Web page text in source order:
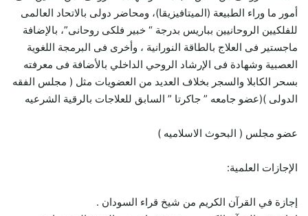
أمور ما وراء الطبيعة (الميتافيزيقا)، ومحاضر دولى بالاتحاد العالمى
للفلكيين الروحانيين بباريس بدرجة “ خبير فلكى روحانى”، بالإضافة
ماجستير فى العلاج بالطاقة النورانية ، وأخرى فى البرمجة اللغوية
العصبية وشهادة فى الإرشاد الروحي الداخلي بالأضافة فى معرفته
بسحر الكابلا والسجر بخلاف العديد من العضويات مثل ( مجلس الفقه
الدولى )(عضو جامعه ” جاكرتا ” السابق للعلاجات بالرقية الشرعيه
عضو مجلس ( البحوث الاسلاميه )
الإجازات العلمية:
إجازة في القرآن الكريم من شيخ قراء السودان .